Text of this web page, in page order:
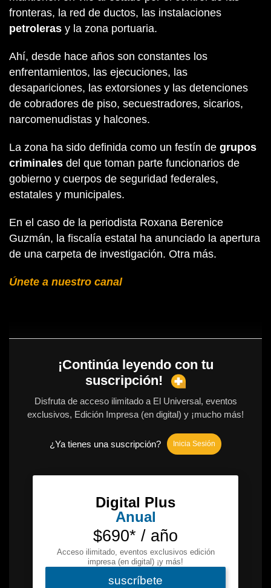
fronteras, la red de ductos, las instalaciones
petroleras y la zona portuaria.
Ahí, desde hace años son constantes los
enfrentamientos, las ejecuciones, las
desapariciones, las extorsiones y las detenciones
de cobradores de piso, secuestradores, sicarios,
narcomenudistas y halcones.
La zona ha sido definida como un festín de grupos
criminales del que toman parte funcionarios de
gobierno y cuerpos de seguridad federales,
estatales y municipales.
En el caso de la periodista Roxana Berenice
Guzmán, la fiscalía estatal ha anunciado la apertura
de una carpeta de investigación. Otra más.
Únete a nuestro canal